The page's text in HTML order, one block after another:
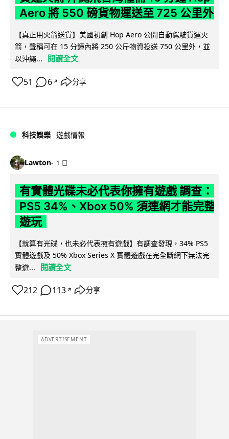
Aero 將 550 磅貨物運送至 725 公里外
【真正用火箭送貨】美國初創 Hop Aero 公開自動駕駛貨運火
箭，聲稱可在 15 分鐘內將 250 公斤物資投送 750 公里外，並
以沖繩...
閱讀全文
51 6 ↗ 分享
科技娛樂 遊戲情報
Lawton 1 日
有實體光碟未必代表你擁有遊戲 調查：
PS5 34%、Xbox 50% 須連網才能完整
遊玩
【就算有光碟，也未必代表擁有遊戲】有調查發現，34% PS5
實體遊戲及 50% Xbox Series X 實體遊戲在完全斷網下無法完
整遊...
閱讀全文
212 113 ↗ 分享
ADVERTISEMENT